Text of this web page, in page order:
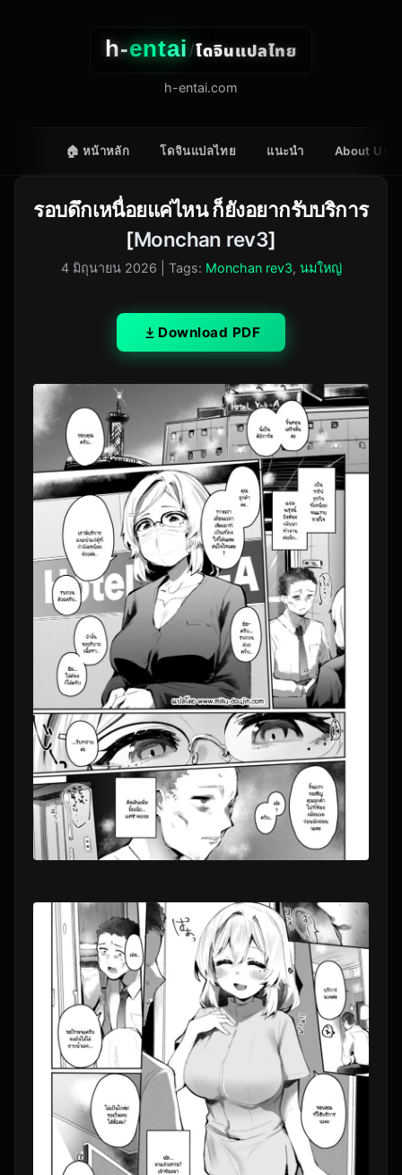
h-entai/โดจินแปลไทย
h-entai.com
🏠 หน้าหลัก โดจินแปลไทย แนะนำ About Us
รอบดึกเหนื่อยแค่ไหน ก็ยังอยากรับบริการ
[Monchan rev3]
4 มิถุนายน 2026 | Tags: Monchan rev3, นมใหญ่
Download PDF